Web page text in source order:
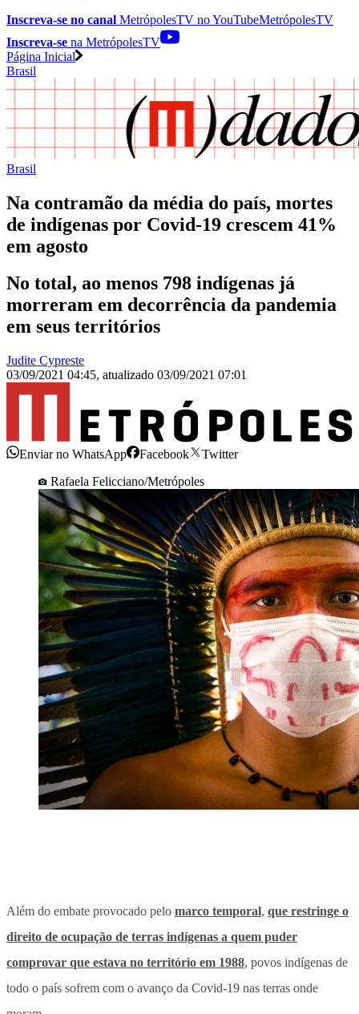
Inscreva-se no canal MetrópolesTV noYouTubeMetrópolesTV
Inscreva-se na MetrópolesTV
Página Inicial
Brasil
Brasil
Na contramão da média do país, mortes
de indígenas por Covid-19 crescem 41%
em agosto
No total, ao menos 798 indígenas já
morreram em decorrência da pandemia
em seus territórios
Judite Cypreste
03/09/2021 04:45, atualizado 03/09/2021 07:01
Enviar no WhatsApp Facebook
Twitter
Rafaela Felicciano/Metrópoles
Além do embate provocado pelo marco temporal, que restringe o
direito de ocupação de terras indígenas a quem puder
comprovar que estava no território em 1988, povos indígenas de
todo o país sofrem com o avanço da Covid-19 nas terras onde